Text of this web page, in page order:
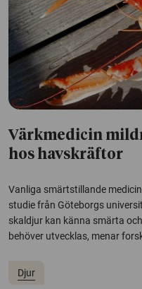
Värkmedicin
hos havskräftor
Vanliga smärtstillande
studie från Göteborgs
skaldjur kan känna smärta
behöver utvecklas, menar
Djur